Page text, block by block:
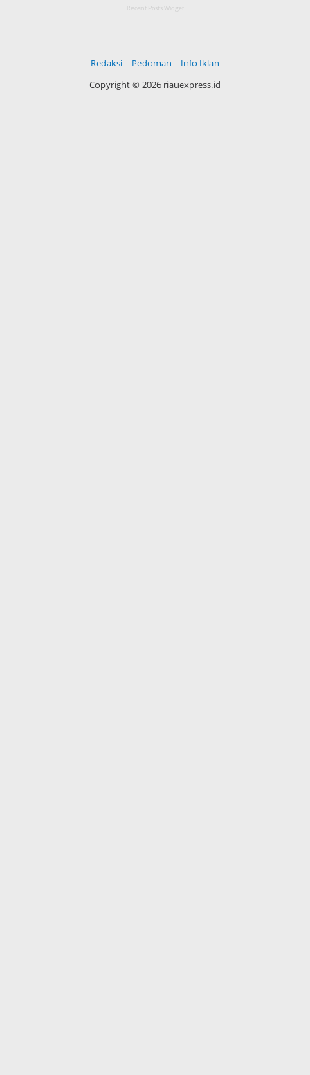
Recent Posts Widget
Redaksi Pedoman
Info Iklan
Copyright © 2026 riauexpress.id